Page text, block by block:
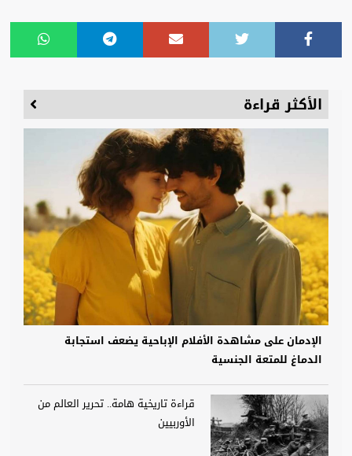
الأكثر قراءة
الإدمان على مشاهدة الأفلام الإباحية يضعف استجابة
الدماغ للمتعة الجنسية
قراءة تاريخية هامة.. تحرير العالم من
الأوربيين